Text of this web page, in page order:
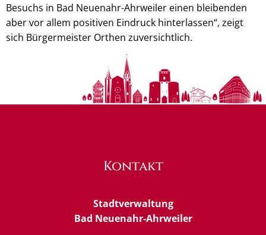
Besuchs in Bad Neuenahr-Ahrweiler einen bleibenden
aber vor allem positiven Eindruck hinterlassen“, zeigt
sich Bürgermeister Orthen zuversichtlich.
Kontakt
Stadtverwaltung
Bad Neuenahr-Ahrweiler